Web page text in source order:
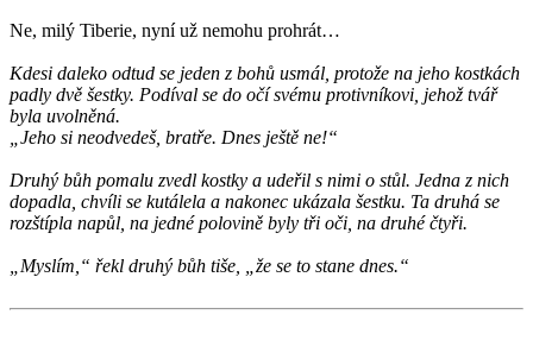
Ne, milý Tiberie, nyní už nemohu prohrát…
Kdesi daleko odtud se jeden z bohů usmál, protože na jeho kostkách
padly dvě šestky. Podíval se do očí svému protivníkovi, jehož tvář
byla uvolněná.
„Jeho si neodvedeš, bratře. Dnes ještě ne!“
Druhý bůh pomalu zvedl kostky a udeřil s nimi o stůl. Jedna z nich
dopadla, chvíli se kutálela a nakonec ukázala šestku. Ta druhá se
rozštípla napůl, na jedné polovině byly tři oči, na druhé čtyři.
„Myslím,“ řekl druhý bůh tiše, „že se to stane dnes.“